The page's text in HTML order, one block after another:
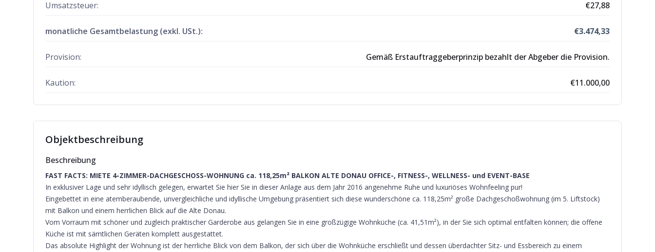
Umsatzsteuer: €27,88
monatliche Gesamtbelastung (exkl. USt.): €3.474,33
Provision: Gemäß Erstauftraggeberprinzip bezahlt der Abgeber die Provision.
Kaution: €11.000,00
Objektbeschreibung
Beschreibung
FAST FACTS: MIETE 4-ZIMMER-DACHGESCHOSS-WOHNUNG ca. 118,25m² BALKON ALTE DONAU OFFICE-, FITNESS-, WELLNESS- und EVENT-BASE
In exklusiver Lage und sehr idyllisch gelegen, erwartet Sie hier Sie in dieser Anlage aus dem Jahr 2016 angenehme Ruhe und luxuriöses Wohnfeeling pur!
Eingebettet in eine atemberaubende, unvergleichliche und idyllische Umgebung präsentiert sich diese wunderschöne ca. 118,25m² große Dachgeschoßwohnung (im 5. Liftstock)
mit Balkon und einem herrlichen Blick auf die Alte Donau.
Vom Vorraum mit schöner und zugleich praktischer Garderobe aus gelangen Sie in eine großzügige Wohnküche (ca. 41,51m²), in der Sie sich optimal entfalten können; die offene
Küche ist mit sämtlichen Geräten komplett ausgestattet.
Das absolute Highlight der Wohnung ist der herrliche Blick von dem Balkon, der sich über die Wohnküche erschließt und dessen überdachter Sitz- und Essbereich zu einem